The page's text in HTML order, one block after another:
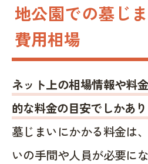
地公園での墓じ
費用相場
ネット上の相場情報や料
的な料金の目安でしかあり
墓じまいにかかる料金は
いの手間や人員が必要に